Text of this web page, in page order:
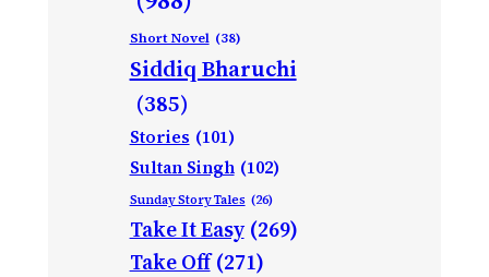
Short Novel (38)
Siddiq Bharuchi
(385)
Stories (101)
Sultan Singh (102)
Sunday Story Tales (26)
Take It Easy (269)
Take Off (271)